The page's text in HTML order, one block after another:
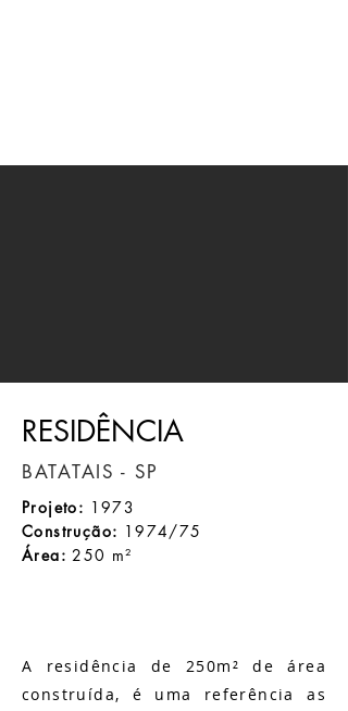
A residência de 250m² de área
construída, é uma referência as
BATATAIS - SP
RESIDÊNCIA
Projeto: 1973
Construção: 1974/75
Área:250 m²